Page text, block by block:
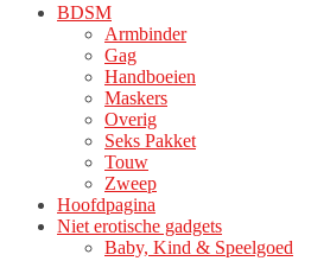
BDSM
Armbinder
Gag
Handboeien
Maskers
Overig
Seks Pakket
Touw
Zweep
Hoofdpagina
Niet erotische gadgets
Baby, Kind & Speelgoed